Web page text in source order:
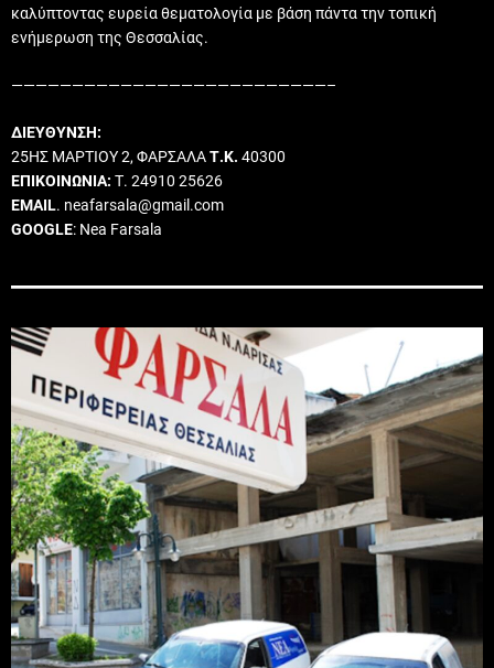
καλύπτοντας ευρεία θεματολογία με βάση πάντα την τοπική
ενήμερωση της Θεσσαλίας.
——————————————————————————–
ΔΙΕΥΘΥΝΣΗ:
25ΗΣ ΜΑΡΤΙΟΥ 2, ΦΑΡΣΑΛΑΤ.Κ. 40300
ΕΠΙΚΟΙΝΩΝΙΑ: Τ. 24910 25626
EMAIL. neafarsala@gmail.com
GOOGLE: Nea Farsala